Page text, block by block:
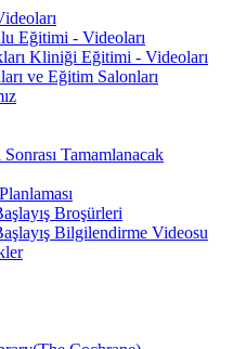
Eğitimi - Videoları
Kliniği Eğitimi - Videoları
ve Eğitim Salonları
Sonrası Tamamlanacak
Broşürleri
Bilgilendirme Videosu